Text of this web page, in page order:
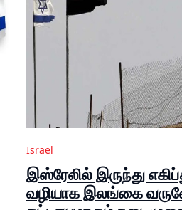
Israel
இஸ்ரேலில் இருந்து
வழியாக இலங்கை